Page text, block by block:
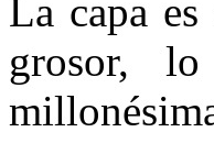
La capa es
grosor,